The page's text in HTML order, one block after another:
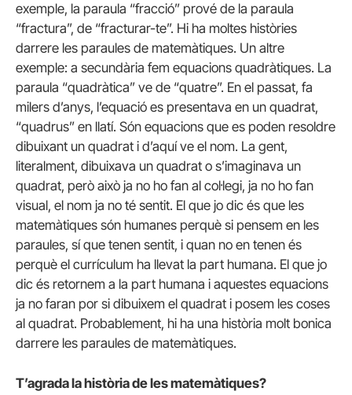
exemple, la paraula “fracció” prové de la paraula
“fractura”, de “fracturar-te”. Hi ha moltes històries
darrere les paraules de matemàtiques. Un altre
exemple: a secundària fem equacions quadràtiques. La
paraula “quadràtica” ve de “quatre”. En el passat, fa
milers d’anys, l’equació es presentava en un quadrat,
“quadrus” en llatí. Són equacions que es poden resoldre
dibuixant un quadrat i d’aquí ve el nom. La gent,
literalment, dibuixava un quadrat o s’imaginava un
quadrat, però això ja no ho fan al col·legi, ja no ho fan
visual, el nom ja no té sentit. El que jo dic és que les
matemàtiques són humanes perquè si pensem en les
paraules, sí que tenen sentit, i quan no en tenen és
perquè el currículum ha llevat la part humana. El que jo
dic és retornem a la part humana i aquestes equacions
ja no faran por si dibuixem el quadrat i posem les coses
al quadrat. Probablement, hi ha una història molt bonica
darrere les paraules de matemàtiques.
T’agrada la història de les matemàtiques?